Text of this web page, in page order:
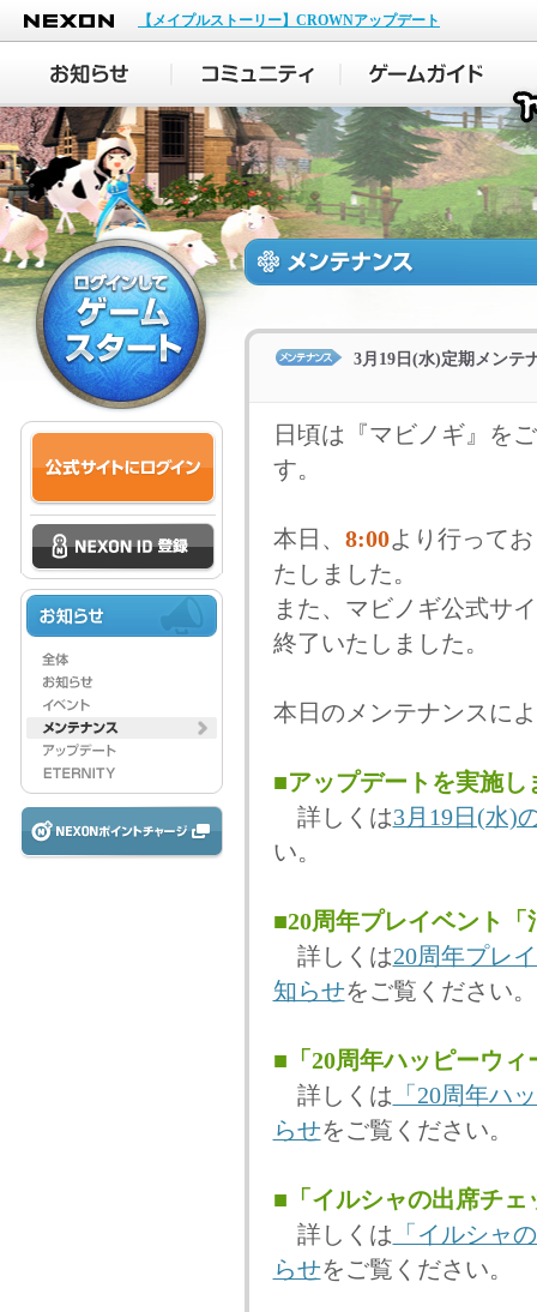
NEXON
【メイプルストーリー】CROWNアップデート
3月19日(水)定期メンテ
日頃は『マビノギ』を
す。
本日、 8:00より行って
たしました。
また、マビノギ公式サ
終了いたしました。
本日のメンテナンスに
■アップデートを実施し
詳しくは3月19日(水)
い。
■20周年プレイベント
詳しくは20周年プレ
知らせをご覧ください。
■「20周年ハッピーウ
詳しくは 「20周年ハ
らせをご覧ください。
■「イルシャの出席チ
詳しくは 「イルシャ
らせをご覧ください。